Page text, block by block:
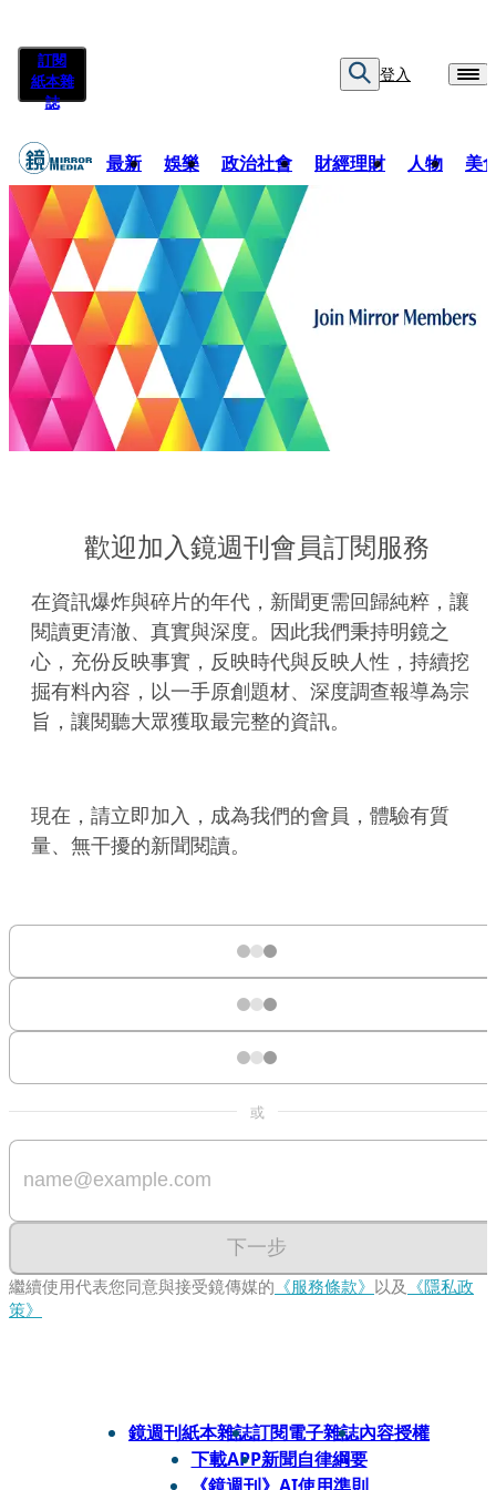
訂閱
紙本雜
誌
登入
最新 娛樂 政治社會 財經理財 人物 美
歡迎加入鏡週刊會員訂閱服務
在資訊爆炸與碎片的年代，新聞更需回歸純粹，讓
閱讀更清澈、真實與深度。因此我們秉持明鏡之
心，充份反映事實，反映時代與反映人性，持續挖
掘有料內容，以一手原創題材、深度調查報導為宗
旨，讓閱聽大眾獲取最完整的資訊。
現在，請立即加入，成為我們的會員，體驗有質
量、無干擾的新聞閱讀。
或
下一步
繼續使用代表您同意與接受鏡傳媒的 《服務條款》 以及 《隱私政
策》
鏡週刊紙本雜誌訂閱電子雜誌內容授權
下載APP新聞自律綱要